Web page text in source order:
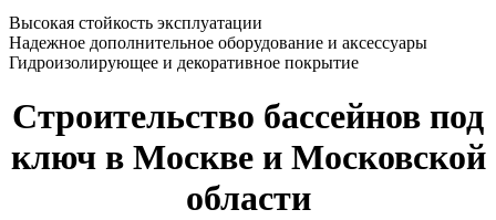
Высокая стойкость эксплуатации
Надежное дополнительное оборудование и аксессуары
Гидроизолирующее и декоративное покрытие
Строительство бассейнов под
ключ в Москве и Московской
области